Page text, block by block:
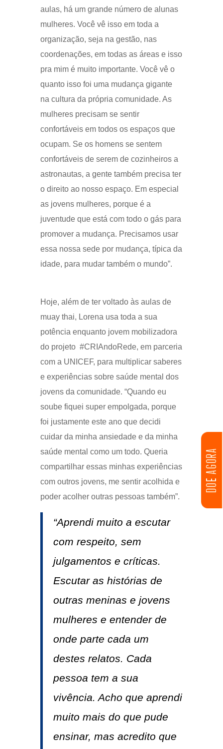
DOE AGORA
aulas, há um grande número de alunas
mulheres. Você vê isso em toda a
organização, seja na gestão, nas
coordenações, em todas as áreas e isso
pra mim é muito importante. Você vê o
quanto isso foi uma mudança gigante
na cultura da própria comunidade. As
mulheres precisam se sentir
confortáveis em todos os espaços que
ocupam. Se os homens se sentem
confortáveis de serem de cozinheiros a
astronautas, a gente também precisa ter
o direito ao nosso espaço. Em especial
as jovens mulheres, porque é a
juventude que está com todo o gás para
promover a mudança. Precisamos usar
essa nossa sede por mudança, típica da
idade, para mudar também o mundo”.
Hoje, além de ter voltado às aulas de
muay thai, Lorena usa toda a sua
potência enquanto jovem mobilizadora
do projeto #CRIAndoRede, em parceria
com a UNICEF, para multiplicar saberes
e experiências sobre saúde mental dos
jovens da comunidade. “Quando eu
soube fiquei super empolgada, porque
foi justamente este ano que decidi
cuidar da minha ansiedade e da minha
saúde mental como um todo. Queria
compartilhar essas minhas experiências
com outros jovens, me sentir acolhida e
poder acolher outras pessoas também”.
“Aprendi muito a escutar
com respeito, sem
julgamentos e críticas.
Escutar as histórias de
outras meninas e jovens
mulheres e entender de
onde parte cada um
destes relatos. Cada
pessoa tem a sua
vivência. Acho que aprendi
muito mais do que pude
ensinar, mas acredito que